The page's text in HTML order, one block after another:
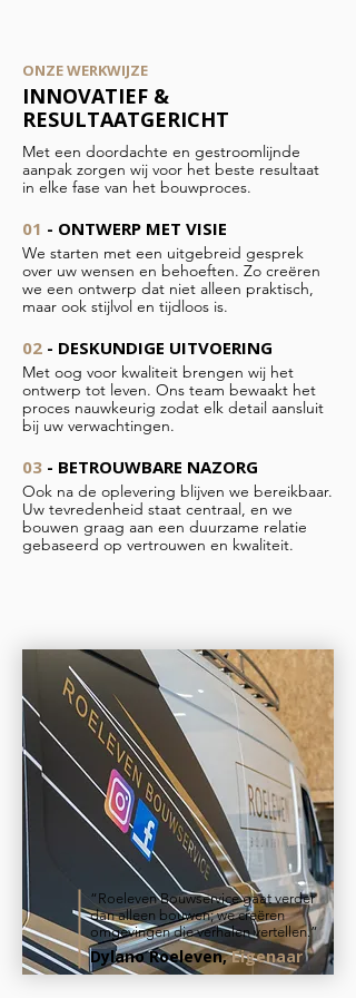
ONZE WERKWIJZE
INNOVATIEF &
RESULTAATGERICHT
Met een doordachte en gestroomlijnde
aanpak zorgen wij voor het beste resultaat
in elke fase van het bouwproces.
01 - ONTWERP MET VISIE
We starten met een uitgebreid gesprek
over uw wensen en behoeften. Zo creëren
we een ontwerp dat niet alleen praktisch,
maar ook stijlvol en tijdloos is.
02 - DESKUNDIGE UITVOERING
Met oog voor kwaliteit brengen wij het
ontwerp tot leven. Ons team bewaakt het
proces nauwkeurig zodat elk detail aansluit
bij uw verwachtingen.
03 - BETROUWBARE NAZORG
Ook na de oplevering blijven we bereikbaar.
Uw tevredenheid staat centraal, en we
bouwen graag aan een duurzame relatie
gebaseerd op vertrouwen en kwaliteit.
“Roeleven Bouwservice gaat verder
dan alleen bouwen; we creëren
omgevingen die verhalen vertellen.”
Dylano Roeleven,Eigenaar